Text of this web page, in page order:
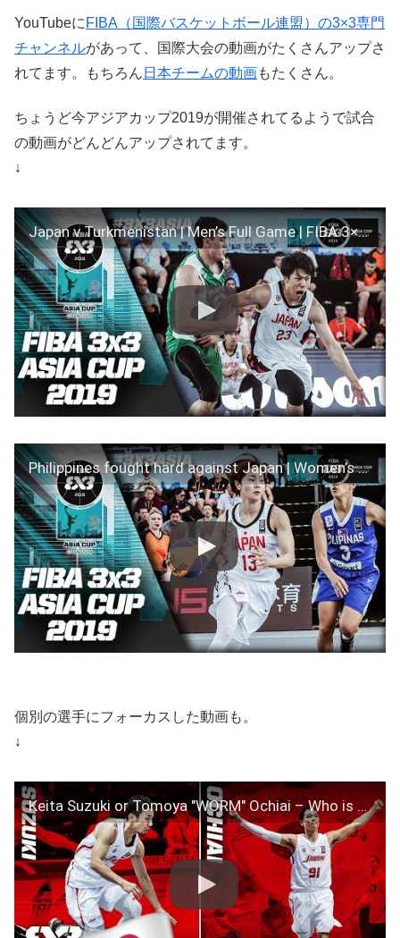
YouTubeに FIBA（国際バスケットボール連盟）の3×3専門
チャンネルがあって、国際大会の動画がたくさんアップさ
れてます。もちろん 日本チームの動画もたくさん。
ちょうど今アジアカップ2019が開催されてるようで試合
の動画がどんどんアップされてます。
↓
Japan v Turkmenistan | Men’s Full Game | FIBA 3×3 Asia Cup 2019
Philippines fought hard against Japan | Women’s Full Game | FIBA 3×3 Asia Cup 2019
個別の選手にフォーカスした動画も。
↓
Keita Suzuki or Tomoya "WORM" Ochiai – Who is the Best Player in Japan | FIBA 3×3 Rivalry Friday